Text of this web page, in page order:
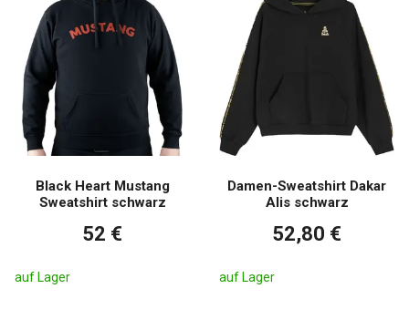
Black Heart Mustang
Sweatshirt schwarz
52 €
auf Lager
Damen-Sweatshirt Dakar
Alis schwarz
52,80 €
auf Lager